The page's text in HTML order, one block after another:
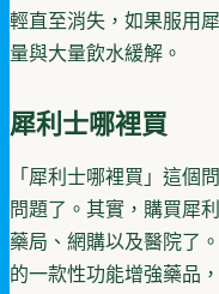
輕直至消失，如果服用
量與大量飲水緩解。
犀利士哪裡買
「犀利士哪裡買」這個
問題了。其實，購買犀
藥局、網購以及醫院了
的一款性功能增強藥品